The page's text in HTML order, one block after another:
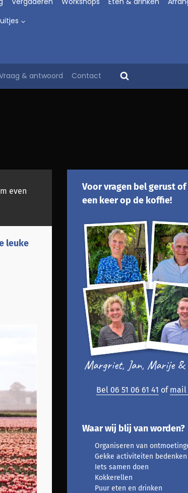
& antwoord Contact
even
leuke
Voor vragen bel gerust
een keer op de koffie!
Margriet, Jan, Marije &
Bel 06 51 06 61 41 ofmail
Waar wij blij van worden?
Organiseren van
Gekke activiteiten bedenken
Iets samen doen
Kokkerellen
Puur eten en drinken